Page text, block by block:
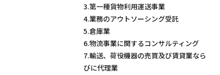
3.第一種貨物利用運送事業
4.業務のアウトソーシング受託
5.倉庫業
6.物流事業に関するコンサルティング
7.輸送、荷役機器の売買及び賃貸業なら
びに代理業